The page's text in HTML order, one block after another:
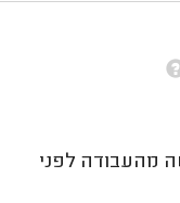
מהעבודה לפני